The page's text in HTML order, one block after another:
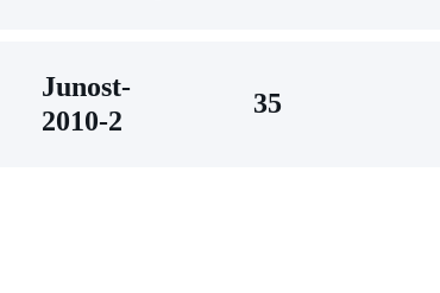
Junost-
2010-2
35